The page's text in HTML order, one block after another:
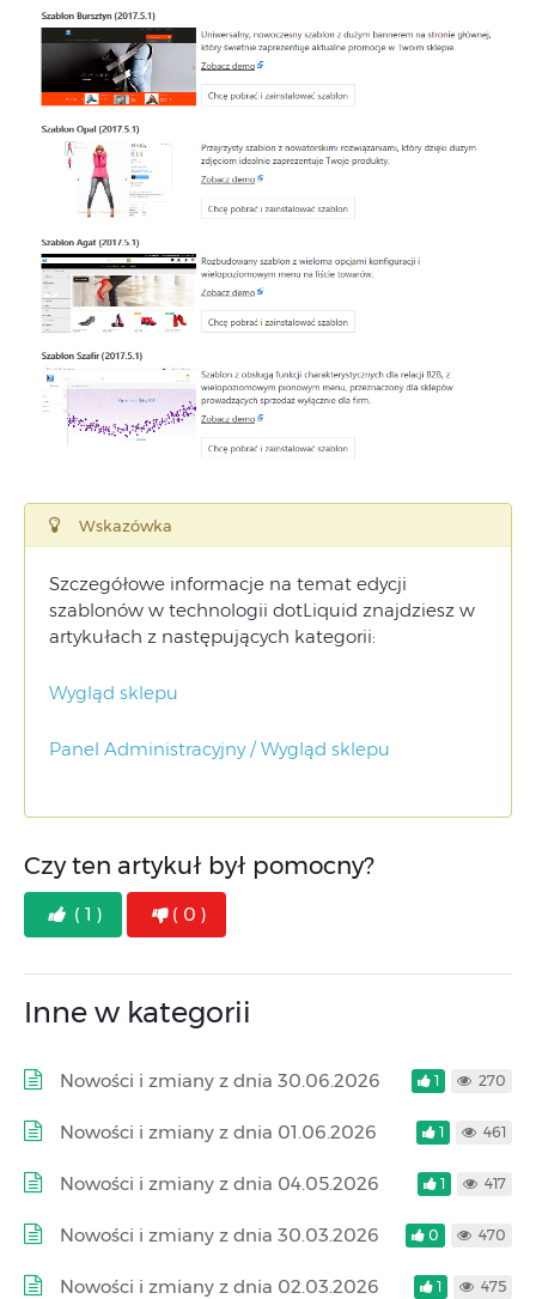
Wskazówka
Szczegółowe informacje na temat edycji
szablonów w technologii dotLiquid znajdziesz w
artykułach z następujących kategorii:
Wygląd sklepu
Panel Administracyjny / Wygląd sklepu
Czy ten artykuł był pomocny?
( 1 ) ( 0 )
Inne w kategorii
Nowości i zmiany z dnia 30.06.2026 1 270
Nowości i zmiany z dnia 01.06.2026 1 461
Nowości i zmiany z dnia 04.05.2026 1 417
Nowości i zmiany z dnia 30.03.2026 0 470
Nowości i zmiany z dnia 02.03.2026 1 475